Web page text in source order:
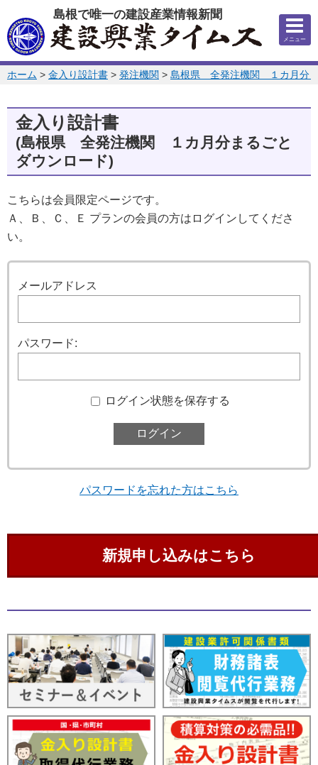
このページの本文へ
島根で唯一の建設産業情報新聞
メニュー
このページの位置:
ホーム > 金入り設計書 > 発注機関 > 島根県 全発注機関 １カ月分ま
金入り設計書
(島根県 全発注機関 １カ月分まるごと
ダウンロード)
こちらは会員限定ページです。
Ａ、Ｂ、Ｃ、Ｅ プランの会員の方はログインしてくださ
い。
メールアドレス
パスワード:
ログイン状態を保存する
パスワードを忘れた方はこちら
新規申し込みはこちら